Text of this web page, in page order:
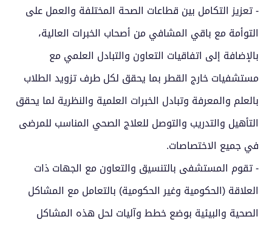
- تعزيز التكامل بين قطاعات الصحة المختلفة والعمل على
التوأمة مع باقي المشافي من أصحاب الخبرات العالية،
بالإضافة إلى اتفاقيات التعاون والتبادل العلمي مع
مستشفيات خارج القطر بما يحقق لكل طرف تزويد الطلاب
بالعلم والمعرفة وتبادل الخبرات العلمية والنظرية لما يحقق
التأهيل والتدريب والتوصل للعلاج الصحي المناسب للمرضى
في جميع الاختصاصات.
- تقوم المستشفى بالتنسيق والتعاون مع الجهات ذات
العلاقة (الحكومية وغير الحكومية) بالتعامل مع المشاكل
الصحية والبيئية بوضع خطط وآليات لحل هذه المشاكل